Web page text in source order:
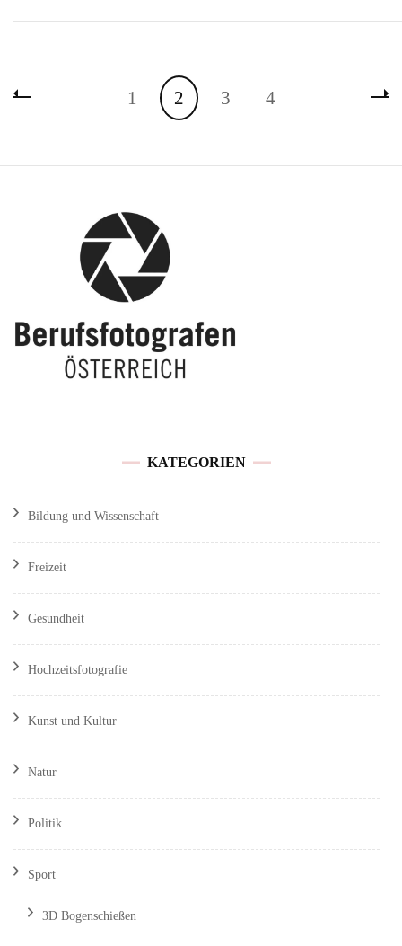
Beitrags-
Page
1 Page
2 Page
3 Page
4
KATEGORIEN
Bildung und Wissenschaft
Freizeit
Gesundheit
Hochzeitsfotografie
Kunst und Kultur
Natur
Politik
Sport
3D Bogenschießen